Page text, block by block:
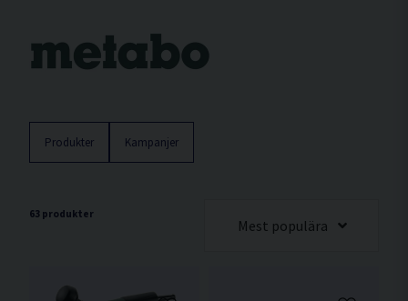
Produkter Kampanjer
63 produkter
Mest populära